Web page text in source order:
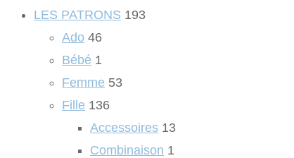
LES PATRONS 193
Ado 46
Bébé 1
Femme 53
Fille 136
Accessoires 13
Combinaison 1